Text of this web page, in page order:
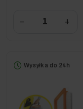
− +
Wysyłka do 24h